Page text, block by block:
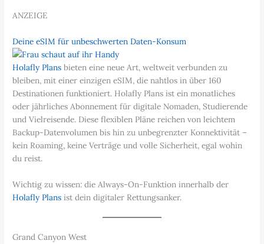
ANZEIGE
Deine eSIM für unbeschwerten Daten-Konsum
Holafly Plans bieten eine neue Art, weltweit verbunden zu
bleiben, mit einer einzigen eSIM, die nahtlos in über 160
Destinationen funktioniert. Holafly Plans ist ein monatliches
oder jährliches Abonnement für digitale Nomaden, Studierende
und Vielreisende. Diese flexiblen Pläne reichen von leichtem
Backup-Datenvolumen bis hin zu unbegrenzter Konnektivität –
kein Roaming, keine Verträge und volle Sicherheit, egal wohin
du reist.
Wichtig zu wissen: die Always-On-Funktion innerhalb der
Holafly Plans ist dein digitaler Rettungsanker.
Grand Canyon West